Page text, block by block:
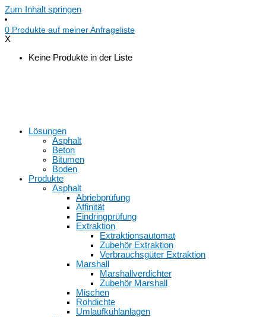
Zum Inhalt springen
0 Produkte auf meiner Anfrageliste
X
Keine Produkte in der Liste
Lösungen
Asphalt
Beton
Bitumen
Boden
Produkte
Asphalt
Abriebprüfung
Affinität
Eindringprüfung
Extraktion
Extraktionsautomat
Zubehör Extraktion
Verbrauchsgüter Extraktion
Marshall
Marshallverdichter
Zubehör Marshall
Mischen
Rohdichte
Umlaufkühlanlagen